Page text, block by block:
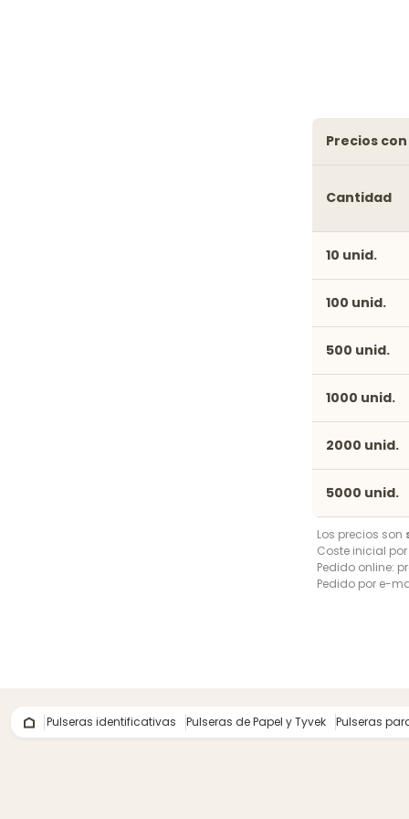
precios
Cantidad
10 unid.
100 unid.
500 unid.
1000 unid.
2000 unid.
5000 unid.
Los precios son
Coste inicial
Pedido online:
Pedido por e-
Pulseras identificativas Pulseras de Papel y Tyvek Pulseras